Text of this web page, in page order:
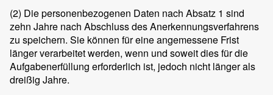
(2) Die personenbezogenen Daten nach Absatz 1 sind
zehn Jahre nach Abschluss des Anerkennungsverfahrens
zu speichern. Sie können für eine angemessene Frist
länger verarbeitet werden, wenn und soweit dies für die
Aufgabenerfüllung erforderlich ist, jedoch nicht länger als
dreißig Jahre.